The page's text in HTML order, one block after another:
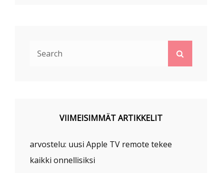
VIIMEISIMMÄT ARTIKKELIT
arvostelu: uusi Apple TV remote tekee
kaikki onnellisiksi